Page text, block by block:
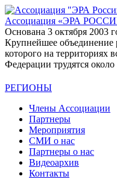
Ассоциация «ЭРА
Основана 3 октября 2003
Крупнейшее объединение
которого на территориях
Федерации трудятся
РЕГИОНЫ
Члены Ассоциации
Партнеры
Мероприятия
СМИ о нас
Партнеры о нас
Видеоархив
Контакты